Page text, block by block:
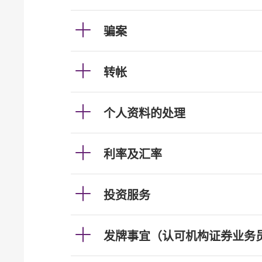
骗案
转帐
个人资料的处理
利率及汇率
投资服务
发牌事宜（认可机构证券业务